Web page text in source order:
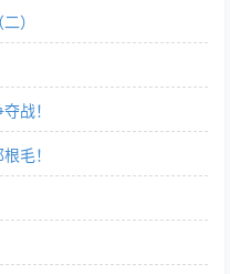
）
战！
毛！